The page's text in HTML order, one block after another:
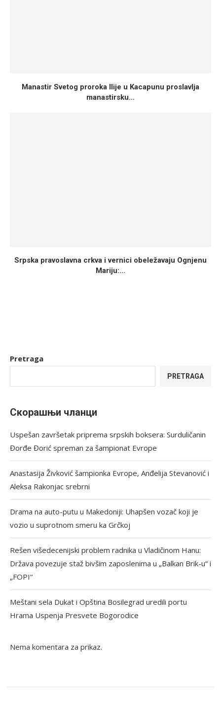
Manastir Svetog proroka Ilije u Kacapunu proslavlja
manastirsku...
Srpska pravoslavna crkva i vernici obeležavaju Ognjenu
Mariju:...
Pretraga
PRETRAGA
Скорашњи чланци
Uspešan završetak priprema srpskih boksera: Surduličanin
Đorđe Đorić spreman za šampionat Evrope
Anastasija Živković šampionka Evrope, Anđelija Stevanović i
Aleksa Rakonjac srebrni
Drama na auto-putu u Makedoniji: Uhapšen vozač koji je
vozio u suprotnom smeru ka Grčkoj
Rešen višedecenijski problem radnika u Vladičinom Hanu:
Država povezuje staž bivšim zaposlenima u „Balkan Brik-u“ i
„FOPI“
Meštani sela Dukat i Opština Bosilegrad uredili portu
Hrama Uspenja Presvete Bogorodice
Nema komentara za prikaz.